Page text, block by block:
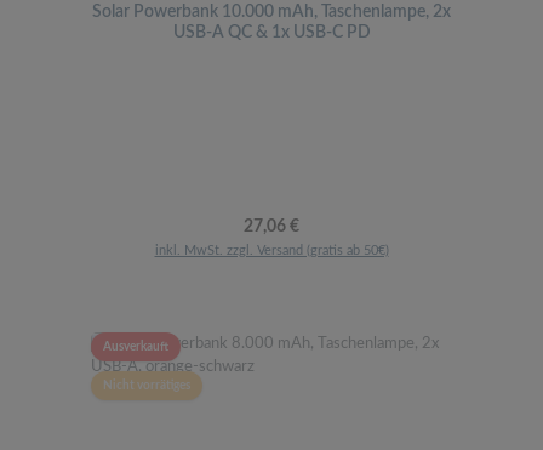
Solar Powerbank 10.000 mAh, Taschenlampe, 2x
USB-A QC & 1x USB-C PD
Regulärer Preis:
27,06 €
inkl. MwSt. zzgl. Versand (gratis ab 50€)
Ausverkauft
Nicht vorrätiges